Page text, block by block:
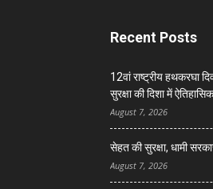
Recent Posts
12वां राष्ट्रीय हथकरघा
सुरक्षा की दिशा में
August 7, 2026
सेहत की सुरक्षा, धामी
August 7, 2026